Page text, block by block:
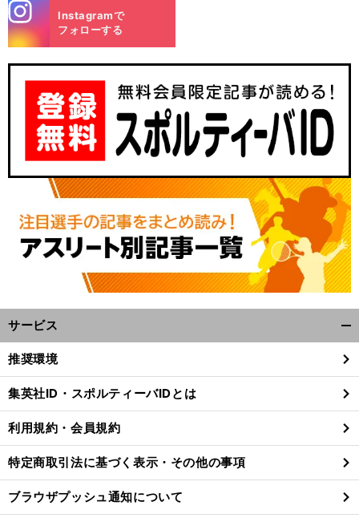
ロ
m
Instagramで
フォローする
サービス
閉
る
推奨環境
集英社ID・スポルティーバIDとは
利用規約・会員規約
特定商取引法に基づく表示・その他の事項
ブラウザプッシュ通知について